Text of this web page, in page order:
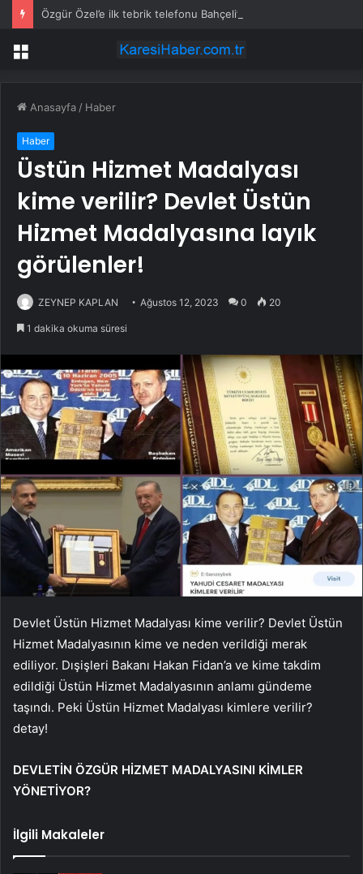
Özgür Özel’e ilk tebrik telefonu Bahçeli’den
Menü
Anasayfa / Haber
Haber
Üstün Hizmet Madalyası
kime verilir? Devlet Üstün
Hizmet Madalyasına layık
görülenler!
ZEYNEP KAPLAN Ağustos 12, 2023 0 20
1 dakika okuma süresi
Devlet Üstün Hizmet Madalyası kime verilir? Devlet Üstün
Hizmet Madalyasının kime ve neden verildiği merak
ediliyor. Dışişleri Bakanı Hakan Fidan’a ve kime takdim
edildiği Üstün Hizmet Madalyasının anlamı gündeme
taşındı. Peki Üstün Hizmet Madalyası kimlere verilir?
detay!
DEVLETİN ÖZGÜR HİZMET MADALYASINI KİMLER
YÖNETİYOR?
İlgili Makaleler